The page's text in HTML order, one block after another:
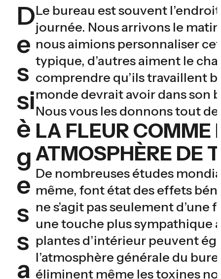
D
e
s
si
è
g
e
s
s
a
Le bureau est souvent
journée. Nous arrivons le
nous aimions personnaliser
typique, d’autres aiment le
comprendre qu’ils travaillent
monde devrait avoir dans son
Nous vous les donnons tout
LA FLEUR COMME
ATMOSPHÈRE DE
De nombreuses études
même, font état des effets
ne s’agit pas seulement
une touche plus sympathique
plantes d’intérieur peuvent
l’atmosphère générale du
éliminent même les toxines